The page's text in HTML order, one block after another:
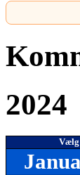
2024
Vælg